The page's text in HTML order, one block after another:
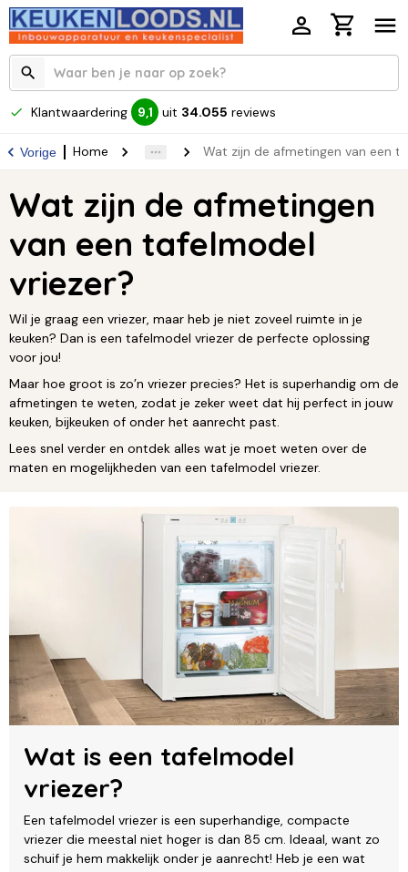
Klantwaardering 9,1 uit 34.055 reviews
Vorige Home Wat zijn de afmetingen van een
Wat zijn de afmetingen
van een tafelmodel
vriezer?
Wil je graag een vriezer, maar heb je niet zoveel ruimte in je
keuken? Dan is een tafelmodel vriezer de perfecte oplossing
voor jou!
Maar hoe groot is zo’n vriezer precies? Het is superhandig om de
afmetingen te weten, zodat je zeker weet dat hij perfect in jouw
keuken, bijkeuken of onder het aanrecht past.
Lees snel verder en ontdek alles wat je moet weten over de
maten en mogelijkheden van een tafelmodel vriezer.
Wat is een tafelmodel
vriezer?
Een tafelmodel vriezer is een superhandige, compacte
vriezer die meestal niet hoger is dan 85 cm. Ideaal, want zo
schuif je hem makkelijk onder je aanrecht! Heb je een wat